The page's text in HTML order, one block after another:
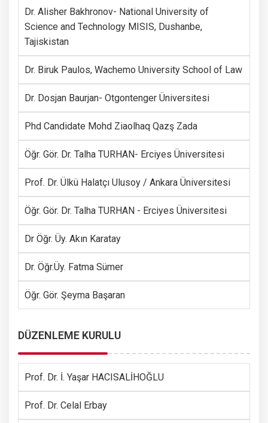
Dr. Alisher Bakhronov- National University of
Science and Technology MISIS, Dushanbe,
Tajiskistan
Dr. Biruk Paulos, Wachemo University School of Law
Dr. Dosjan Baurjan- Otgontenger Üniversitesi
Phd Candidate Mohd Ziaolhaq Qazş Zada
Öğr. Gör. Dr. Talha TURHAN- Erciyes Üniversitesi
Prof. Dr. Ülkü Halatçı Ulusoy / Ankara Üniversitesi
Öğr. Gör. Dr. Talha TURHAN - Erciyes Üniversitesi
Dr Öğr. Üy. Akın Karatay
Dr. Öğr.Üy. Fatma Sümer
Öğr. Gör. Şeyma Başaran
DÜZENLEME KURULU
Prof. Dr. İ. Yaşar HACISALİHOĞLU
Prof. Dr. Celal Erbay